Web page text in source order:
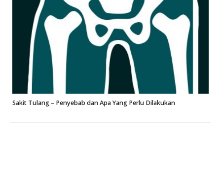
Sakit Tulang – Penyebab dan Apa Yang Perlu Dilakukan